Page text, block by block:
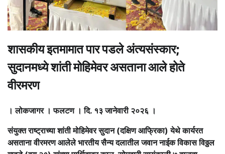
शासकीय इतमामात पार पडले अंत्यसंस्कार;
सुदानमध्ये शांती मोहिमेवर असताना आले होते
वीरमरण
। लोकजागर । फलटण । दि. १३ जानेवारी २०२६ ।
संयुक्त राष्ट्राच्या शांती मोहिमेवर सुदान (दक्षिण आफ्रिका) येथे कार्यरत
असताना वीरमरण आलेले भारतीय सैन्य दलातील जवान नाईक विकास विठ्ठल